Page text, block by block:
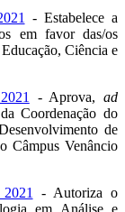
- Estabelece a
em favor das/os
Ciência e
- Aprova, ad
Coordenação do
de
Câmpus Venâncio
- Autoriza o